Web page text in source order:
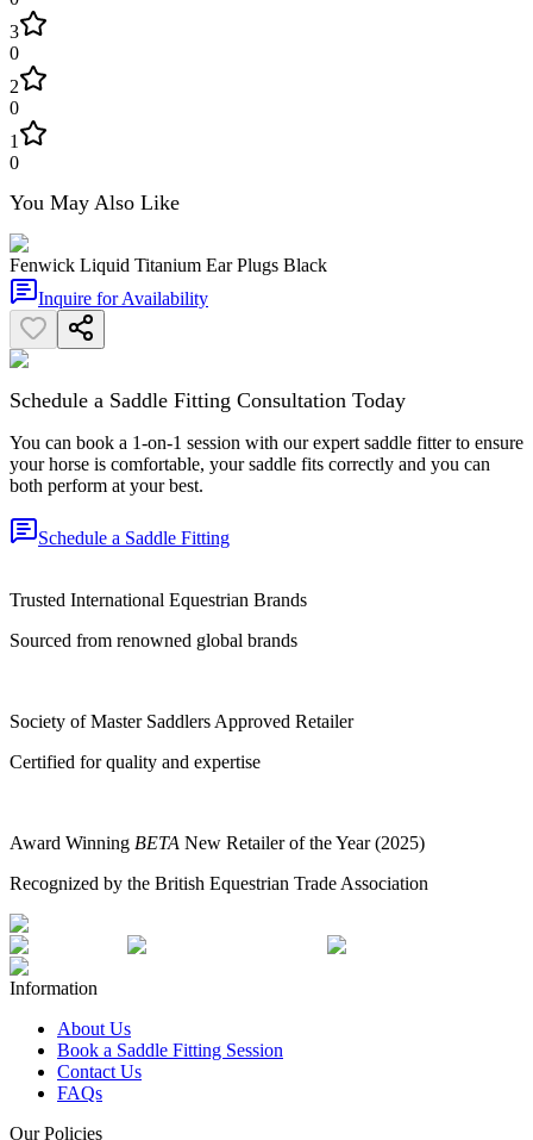
3
0
2
0
1
0
You May Also Like
Fenwick Liquid Titanium Ear Plugs Black
Inquire for Availability
Schedule a Saddle Fitting Consultation Today
You can book a 1-on-1 session with our expert saddle fitter to ensure
your horse is comfortable, your saddle fits correctly and you can
both perform at your best.
Schedule a Saddle Fitting
Trusted International Equestrian Brands
Sourced from renowned global brands
Society of Master Saddlers Approved Retailer
Certified for quality and expertise
Award Winning BETA New Retailer of the Year (2025)
Recognized by the British Equestrian Trade Association
Information
About Us
Book a Saddle Fitting Session
Contact Us
FAQs
Our Policies